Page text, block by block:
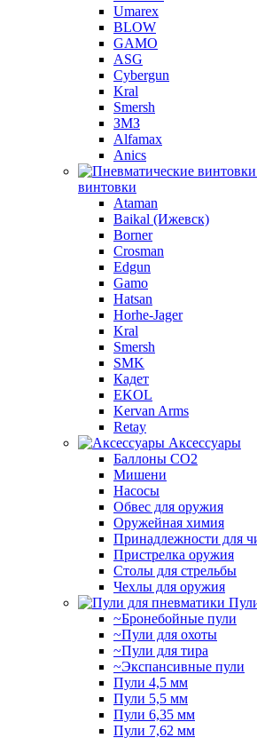
Umarex
BLOW
GAMO
ASG
Cybergun
Kral
Smersh
ЗМЗ
Alfamax
Anics
винтовки
Ataman
Baikal (Ижевск)
Borner
Crosman
Edgun
Gamo
Hatsan
Horhe-Jager
Kral
Smersh
SMK
Кадет
EKOL
Kervan Arms
Retay
Аксессуары
Баллоны СО2
Мишени
Насосы
Обвес для оружия
Оружейная химия
Принадлежности для
Пристрелка оружия
Столы для стрельбы
Чехлы для оружия
~Бронебойные пули
~Пули для охоты
~Пули для тира
~Экспансивные пули
Пули 4,5 мм
Пули 5,5 мм
Пули 6,35 мм
Пули 7,62 мм